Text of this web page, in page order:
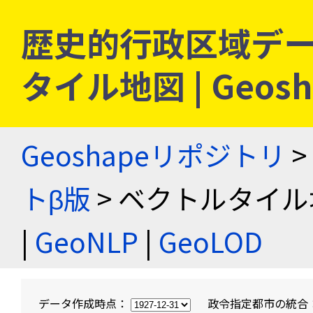
歴史的行政区域デ
タイル地図 |
Geoshapeリポジトリ >
トβ版 > ベクトルタイ
| GeoNLP | GeoLOD
データ作成時点： 政令指定都市の統